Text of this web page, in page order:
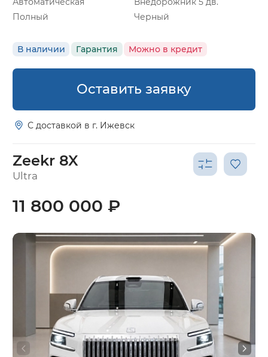
Полный
Черный
В наличии Гарантия Можно в кредит
Оставить заявку
С доставкой в г. Ижевск
Zeekr 8X
Ultra
11 800 000 ₽